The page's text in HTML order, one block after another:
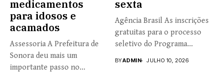
medicamentos
para idosos e
acamados
Assessoria A Prefeitura de
Sonora deu mais um
importante passo no
sexta
Agência Brasil As inscrições
gratuitas para o processo
seletivo do Programa
BYADMIN JULHO 10, 2026